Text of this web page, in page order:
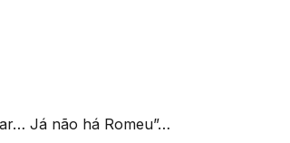
há Romeu”…